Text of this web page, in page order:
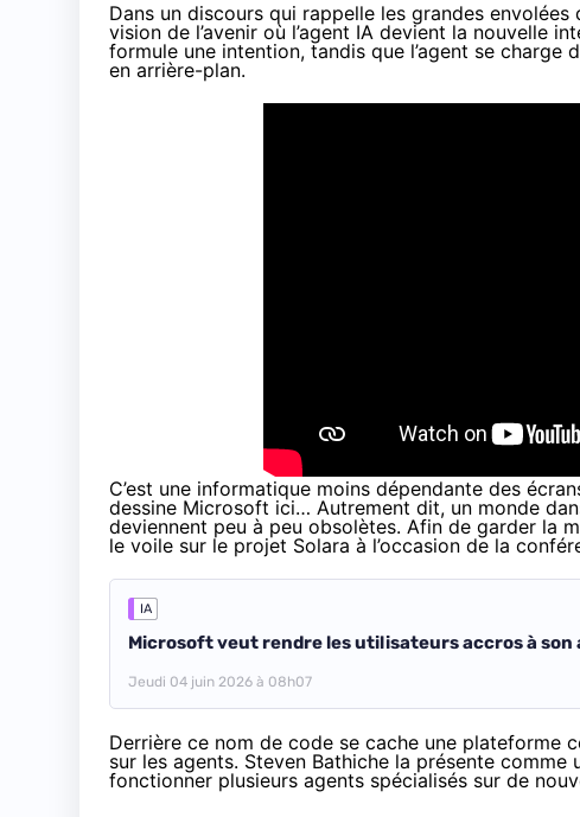
Dans un discours qui rappelle les grandes envolées
vision de l’avenir où l’agent IA devient la nouvelle
formule une intention, tandis que l’agent se
en arrière-plan.
C’est une informatique moins dépendante des
dessine Microsoft ici… Autrement dit, un monde
deviennent peu à peu obsolètes. Afin de garder la
le voile sur le projet Solara à l’occasion de la
IA
Microsoft veut rendre les utilisateurs accros à son
Jeudi 04 juin 2026 à 08h07
Derrière ce nom de code se cache une plateforme
sur les agents. Steven Bathiche la présente
fonctionner plusieurs agents spécialisés sur de